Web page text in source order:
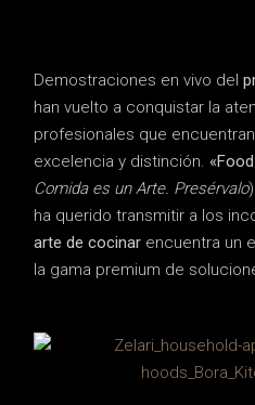
Demostraciones en vivo del
han vuelto a conquistar la
profesionales que
excelencia y distinción.
Comida es un Arte. Presérvalo
ha querido transmitir a los
arte de cocinar encuentra un
la gama premium de